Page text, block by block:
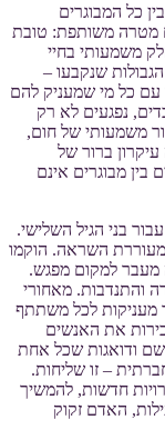
כל המבוגרים
מטרה משותפת: טובת
משמעותי בחיי
שנקבעו –
עם כל מי שמעניק להם
נפגעים לא רק
משמעותי של חום,
ברור של
מבוגרים אינם
בני הגיל השלישי.
השראה. הוקמו
מעבר למקום מפגש.
והתנדבות. מאחורי
מעניקות לכל משתתף
את האנשים
ודואגות שכל אחת
– זו שליחות.
חדשות, להמשיך
האדם זקוק